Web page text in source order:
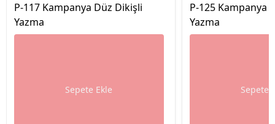
P-117 Kampanya Düz Dikişli
Yazma
Sepete Ekle
P-125 Kampanya
Yazma
Sepete